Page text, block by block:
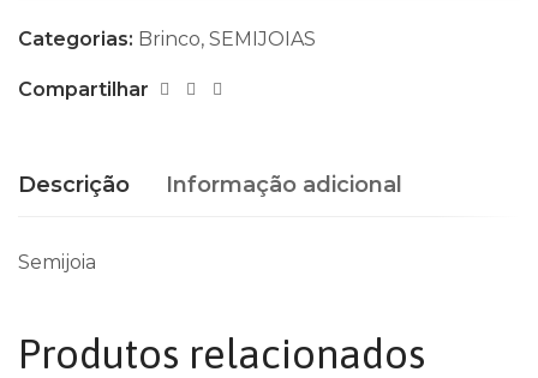
Categorias: Brinco, SEMIJOIAS
Compartilhar
Descrição Informação adicional
Semijoia
Produtos relacionados